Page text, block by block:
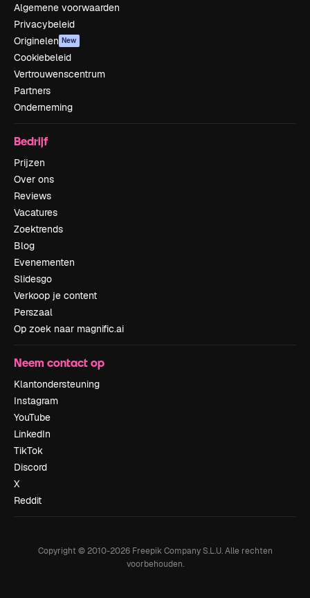
Algemene voorwaarden
Privacybeleid
Originelen New
Cookiebeleid
Vertrouwenscentrum
Partners
Onderneming
Bedrijf
Prijzen
Over ons
Reviews
Vacatures
Zoektrends
Blog
Evenementen
Slidesgo
Verkoop je content
Perszaal
Op zoek naar magnific.ai
Neem contact op
Klantondersteuning
Instagram
YouTube
LinkedIn
TikTok
Discord
X
Reddit
Copyright © 2010-2026Freepik Company S.L.U. Alle rechten
voorbehouden.